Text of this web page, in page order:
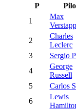
P
1
Max
2
Charles
Leclerc
3
Sergio
4
George
Russell
5
Carlos
6
Lewis